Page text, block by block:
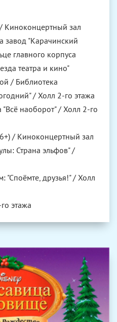
Киноконцертный зал
завод "Карачинский
главного корпуса
театра и кино"
/ Библиотека
/ Холл 2-го этажа
наоборот" / Холл 2-го
/ Киноконцертный зал
Страна эльфов" /
"Споёмте, друзья!" / Холл
этажа